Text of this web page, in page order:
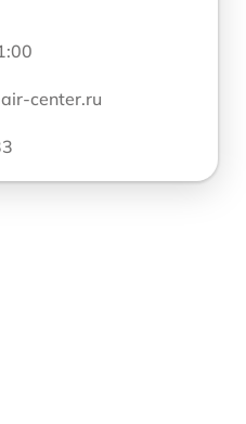
center.ru